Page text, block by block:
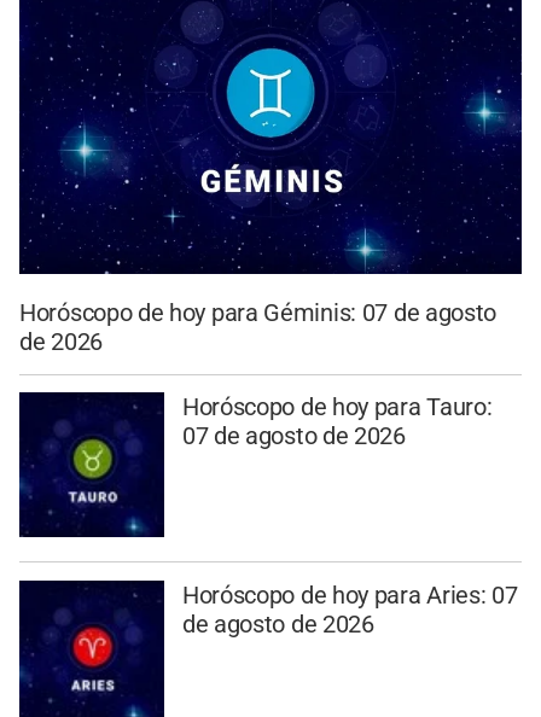
Horóscopo de hoy para Géminis: 07 de agosto
de 2026
Horóscopo de hoy para Tauro:
07 de agosto de 2026
Horóscopo de hoy para Aries: 07
de agosto de 2026